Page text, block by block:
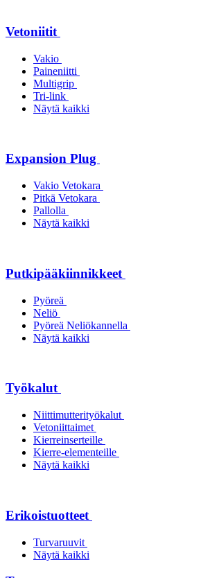
Vetoniitit
Vakio
Paineniitti
Multigrip
Tri-link
Näytä kaikki
Expansion Plug
Vakio Vetokara
Pitkä Vetokara
Pallolla
Näytä kaikki
Putkipääkiinnikkeet
Pyöreä
Neliö
Pyöreä Neliökannella
Näytä kaikki
Työkalut
Niittimutterityökalut
Vetoniittaimet
Kierreinserteille
Kierre-elementeille
Näytä kaikki
Erikoistuotteet
Turvaruuvit
Näytä kaikki